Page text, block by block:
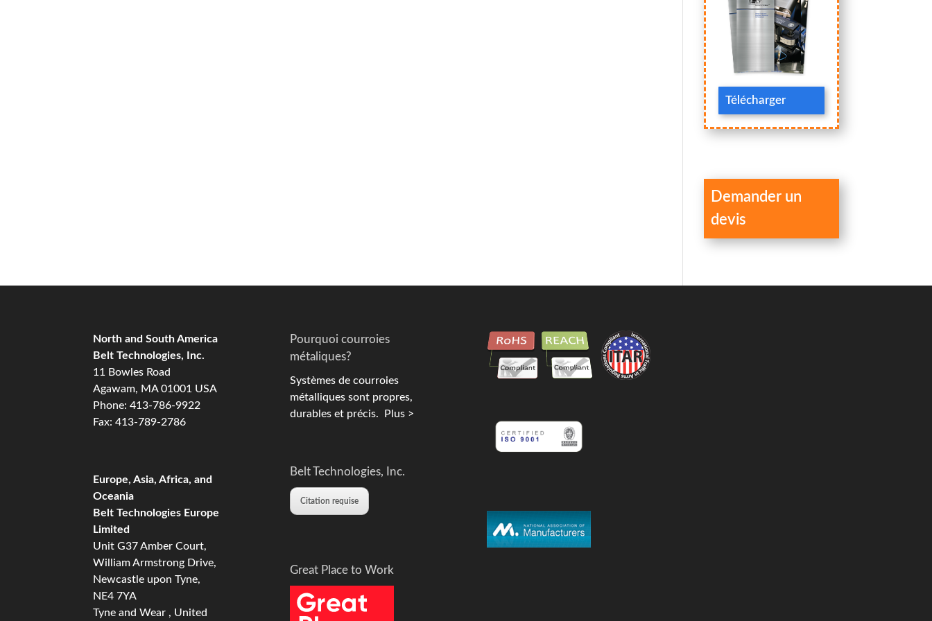
Télécharger
Demander un
devis
North and South America
Belt Technologies, Inc.
11 Bowles Road
Agawam, MA 01001 USA
Phone: 413-786-9922
Fax: 413-789-2786
Europe, Asia, Africa, and
Oceania
Belt Technologies Europe
Limited
Unit G37 Amber Court,
William Armstrong Drive,
Newcastle upon Tyne,
NE4 7YA
Tyne and Wear , United
Pourquoi courroies
métaliques?
Systèmes de courroies
métalliques sont propres,
durables et précis. Plus >
Belt Technologies, Inc.
Citation requise
Great Place to Work